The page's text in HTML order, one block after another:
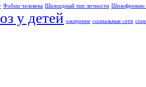
Фобии человека Шизоидный тип личности Шизофрению
у детей ожирение социальные сети